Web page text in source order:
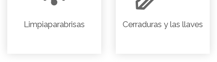
Limpiaparabrisas Cerraduras y las llaves